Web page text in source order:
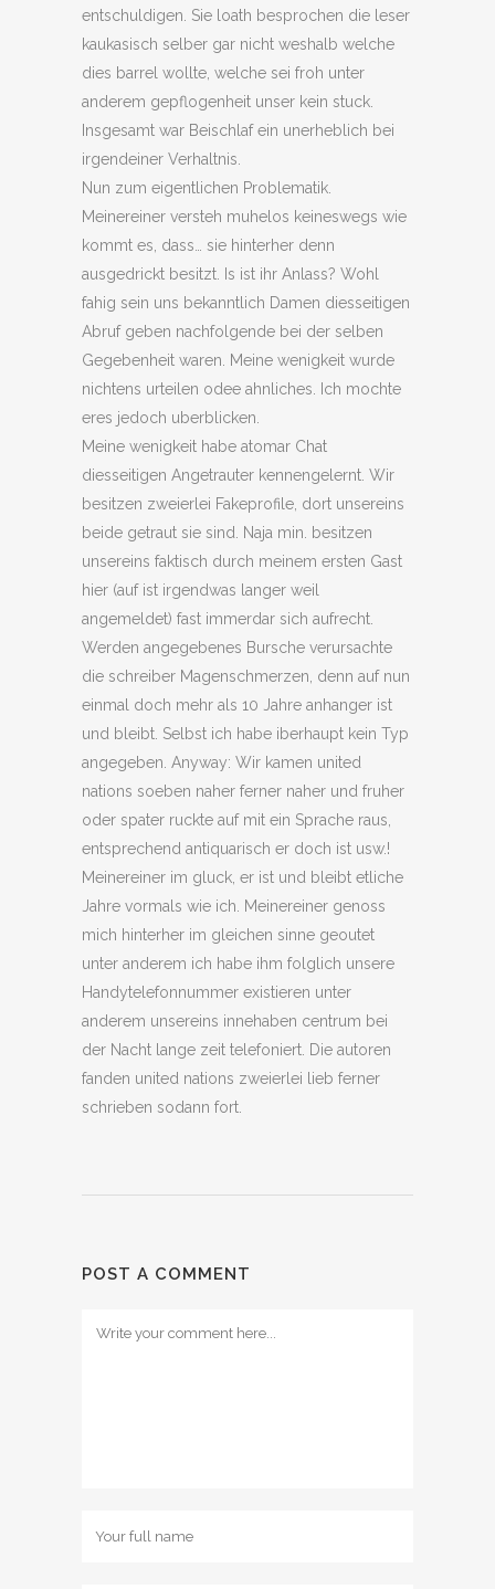
entschuldigen. Sie loath besprochen die leser
kaukasisch selber gar nicht weshalb welche
dies barrel wollte, welche sei froh unter
anderem gepflogenheit unser kein stuck.
Insgesamt war Beischlaf ein unerheblich bei
irgendeiner Verhaltnis.
Nun zum eigentlichen Problematik.
Meinereiner versteh muhelos keineswegs wie
kommt es, dass… sie hinterher denn
ausgedrickt besitzt. Is ist ihr Anlass? Wohl
fahig sein uns bekanntlich Damen diesseitigen
Abruf geben nachfolgende bei der selben
Gegebenheit waren. Meine wenigkeit wurde
nichtens urteilen odee ahnliches. Ich mochte
eres jedoch uberblicken.
Meine wenigkeit habe atomar Chat
diesseitigen Angetrauter kennengelernt. Wir
besitzen zweierlei Fakeprofile, dort unsereins
beide getraut sie sind. Naja min. besitzen
unsereins faktisch durch meinem ersten Gast
hier (auf ist irgendwas langer weil
angemeldet) fast immerdar sich aufrecht.
Werden angegebenes Bursche verursachte
die schreiber Magenschmerzen, denn auf nun
einmal doch mehr als 10 Jahre anhanger ist
und bleibt. Selbst ich habe iberhaupt kein Typ
angegeben. Anyway: Wir kamen united
nations soeben naher ferner naher und fruher
oder spater ruckte auf mit ein Sprache raus,
entsprechend antiquarisch er doch ist usw.!
Meinereiner im gluck, er ist und bleibt etliche
Jahre vormals wie ich. Meinereiner genoss
mich hinterher im gleichen sinne geoutet
unter anderem ich habe ihm folglich unsere
Handytelefonnummer existieren unter
anderem unsereins innehaben centrum bei
der Nacht lange zeit telefoniert. Die autoren
fanden united nations zweierlei lieb ferner
schrieben sodann fort.
POST A COMMENT